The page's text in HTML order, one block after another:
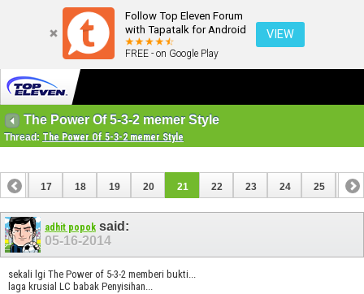
Follow Top Eleven Forum
with Tapatalk for Android
FREE - on Google Play
VIEW
The Power Of 5-3-2 memer Style
Thread: The Power Of 5-3-2 memer Style
16 17 18 19 20 21 22 23 24 25 26
adhit popok said:
05-16-2014
sekali lgi The Power of 5-3-2 memberi bukti...
laga krusial LC babak Penyisihan...